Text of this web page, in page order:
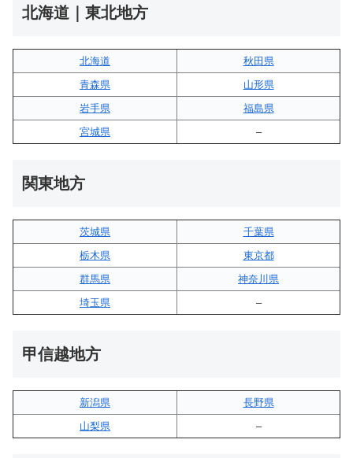
北海道｜東北地方
北海道
秋田県
青森県
山形県
岩手県
福島県
宮城県
–
関東地方
茨城県
千葉県
栃木県
東京都
群馬県
神奈川県
埼玉県
–
甲信越地方
新潟県
長野県
山梨県
–